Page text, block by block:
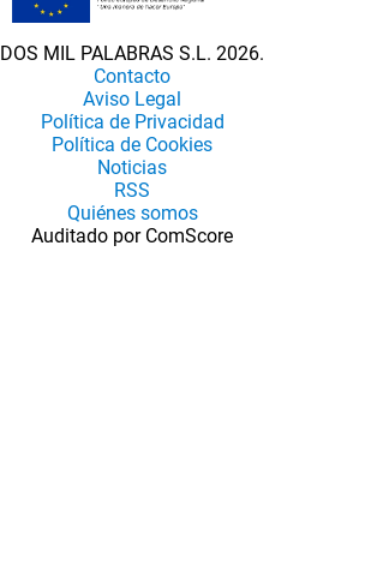
DOS MIL PALABRAS S.L. 2026.
Contacto
Aviso Legal
Política de Privacidad
Política de Cookies
Noticias
RSS
Quiénes somos
Auditado por ComScore